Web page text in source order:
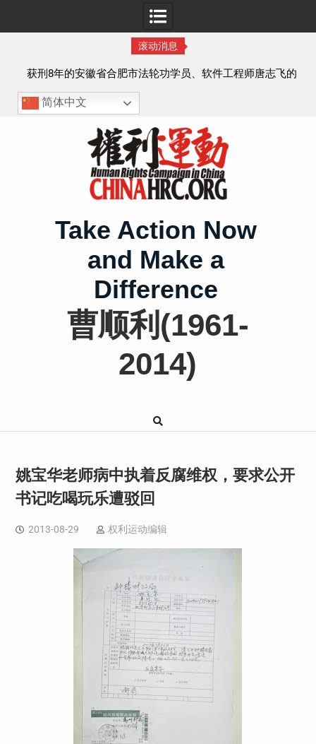
滚动消息
获刑8年的安徽省合肥市法轮功学员、软件工程师唐志飞的
案情及简历
简体中文
Take Action Now
and Make a
Difference
曹顺利(1961-
2014)
姚宝华老师病中执着反腐维权，要求公开
书记吃喝玩乐遭驳回
2013-08-29 权利运动编辑